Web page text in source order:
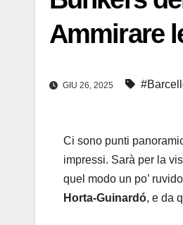
Ammirare
GIU 26, 2025
Ci sono punti
impressi. Sarà per la
quel modo un po’
Horta-Guinardó, e da